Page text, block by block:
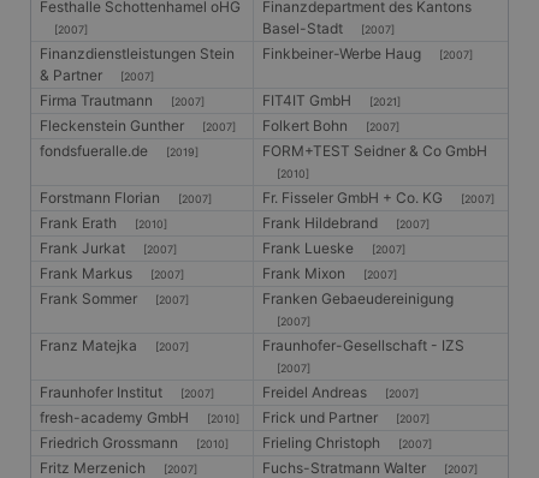
Festhalle Schottenhamel oHG
[2007]
Finanzdepartment des Kantons
Basel-Stadt
[2007]
Finanzdienstleistungen Stein
& Partner
[2007]
Finkbeiner-Werbe Haug [2007]
Firma Trautmann [2007] FIT4IT GmbH [2021]
Fleckenstein Gunther [2007] Folkert Bohn [2007]
fondsfueralle.de [2019] FORM+TEST Seidner & Co GmbH
[2010]
Forstmann Florian [2007] Fr. Fisseler GmbH + Co. KG [2007]
Frank Erath [2010] Frank Hildebrand [2007]
Frank Jurkat [2007] Frank Lueske [2007]
Frank Markus [2007] Frank Mixon [2007]
Frank Sommer [2007] Franken Gebaeudereinigung
[2007]
Franz Matejka [2007] Fraunhofer-Gesellschaft - IZS
[2007]
Fraunhofer Institut [2007] Freidel Andreas [2007]
fresh-academy GmbH [2010] Frick und Partner [2007]
Friedrich Grossmann [2010] Frieling Christoph [2007]
Fritz Merzenich [2007] Fuchs-Stratmann Walter [2007]